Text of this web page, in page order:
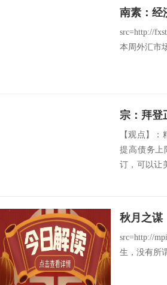
南素：经
src=http://
本周外汇市
宗：拜登
【观点】
提高债务上
订，可以让
秋月之谋
src=http://
生，没有所